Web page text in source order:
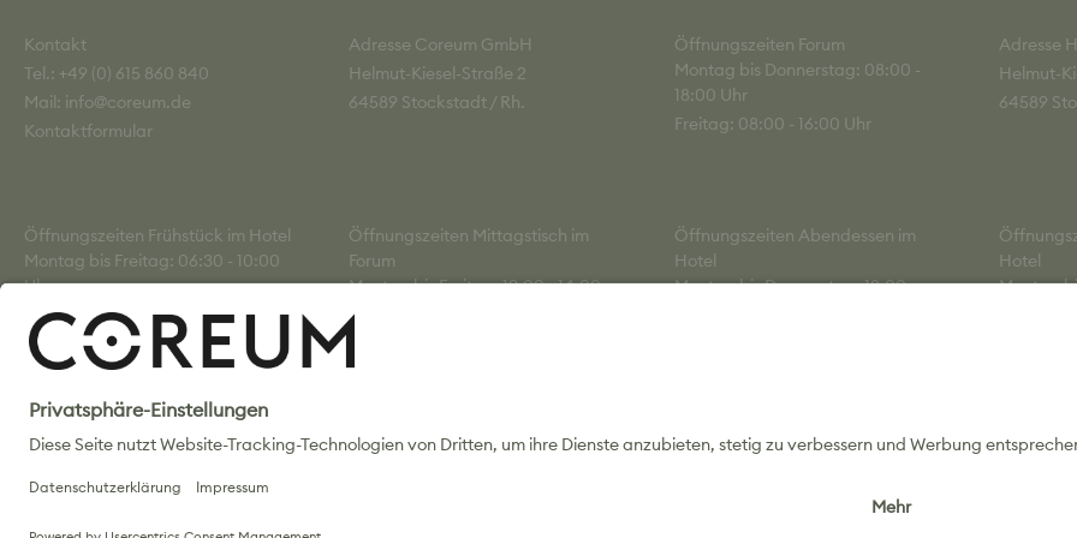
Kontakt
Tel.: +49 (0) 615 860 840
Mail: info@coreum.de
Kontaktformular
Adresse Coreum GmbH
Helmut-Kiesel-Straße 2
64589 Stockstadt / Rh.
Öffnungszeiten Forum
Montag bis Donnerstag: 08:00 -
18:00 Uhr
Freitag: 08:00 - 16:00 Uhr
Adresse
Helmut-
64589
Öffnungszeiten Frühstück im Hotel
Montag bis Freitag: 06:30 - 10:00
Uhr
Samstag: 07:00 - 10:00 Uhr
Öffnungszeiten Mittagstisch im
Forum
Montag bis Freitag: 13:00 - 14:00
Uhr
Öffnungszeiten Abendessen im
Hotel
Montag bis Donnerstag: 18:00 -
Hotel
Montag
Datenschutz